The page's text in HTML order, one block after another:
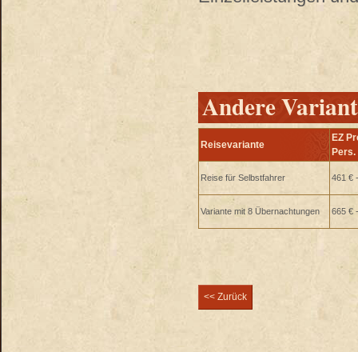
Andere
Reisevariante
EZ
Pers.
Reise für Selbstfahrer 461 €
Variante mit 8 Übernachtungen 665 €
<< Zurück